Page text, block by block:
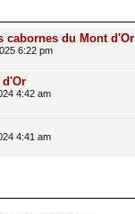
cabornes du Mont d'Or
6:22 pm
d'Or
4:42 am
4:41 am